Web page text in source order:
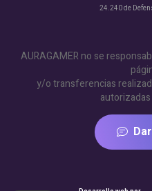
24.240 de
AURAGAMER no se
y/o transferencias